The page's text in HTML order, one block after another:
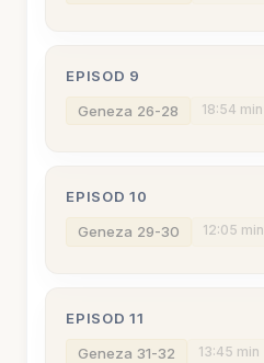
EPISOD 9
Geneza 26-28 18:54 min
EPISOD 10
Geneza 29-30 12:05 min
EPISOD 11
Geneza 31-32 13:45 min